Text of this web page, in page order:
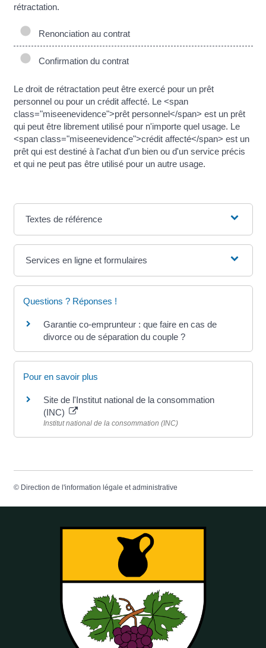
rétractation.
Renonciation au contrat
Confirmation du contrat
Le droit de rétractation peut être exercé pour un prêt
personnel ou pour un crédit affecté. Le <span
class="miseenevidence">prêt personnel</span> est un prêt
qui peut être librement utilisé pour n'importe quel usage. Le
<span class="miseenevidence">crédit affecté</span> est un
prêt qui est destiné à l'achat d'un bien ou d'un service précis
et qui ne peut pas être utilisé pour un autre usage.
Textes de référence
Services en ligne et formulaires
Questions ? Réponses !
Garantie co-emprunteur : que faire en cas de
divorce ou de séparation du couple ?
Pour en savoir plus
Site de l'Institut national de la consommation
(INC)
Institut national de la consommation (INC)
© Direction de l'information légale et administrative